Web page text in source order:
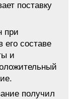
поставку
при
составе
и
получил